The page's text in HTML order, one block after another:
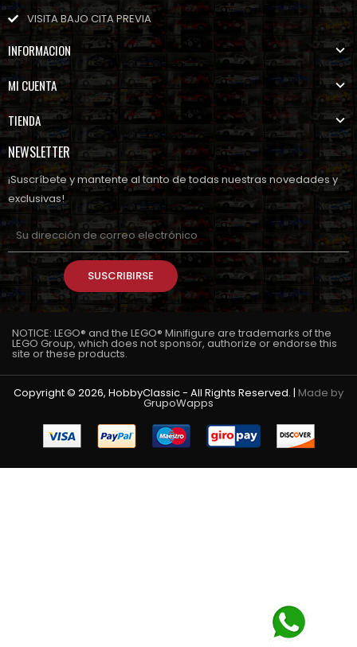
VISITA BAJO CITA PREVIA
INFORMACION
MI CUENTA
TIENDA
NEWSLETTER
¡Suscríbete y mantente al tanto de todas nuestras novedades y
exclusivas!
SUSCRIBIRSE
NOTICE: LEGO® and the LEGO® Minifigure are trademarks of the
LEGO Group, which does not sponsor, authorize or endorse this
site or these products.
Copyright © 2026, HobbyClassic - All Rights Reserved. | Made by
GrupoWapps